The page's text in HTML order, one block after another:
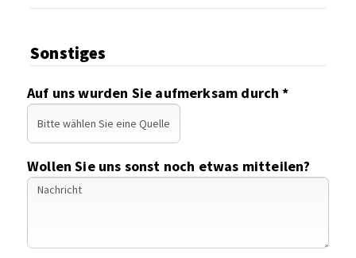
Sonstiges
Auf uns wurden Sie aufmerksam durch *
Wollen Sie uns sonst noch etwas mitteilen?